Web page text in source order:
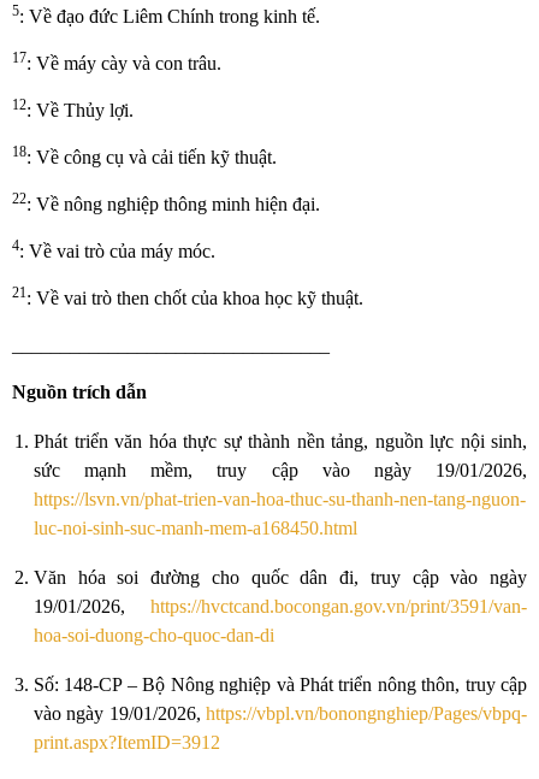
5: Về đạo đức Liêm Chính trong kinh tế.
17: Về máy cày và con trâu.
12: Về Thủy lợi.
18: Về công cụ và cải tiến kỹ thuật.
22: Về nông nghiệp thông minh hiện đại.
4: Về vai trò của máy móc.
21: Về vai trò then chốt của khoa học kỹ thuật.
Nguồn trích dẫn
Phát triển văn hóa thực sự thành nền tảng, nguồn lực nội sinh,
sức mạnh mềm, truy cập vào ngày 19/01/2026,
https://lsvn.vn/phat-trien-van-hoa-thuc-su-thanh-nen-tang-nguon-
luc-noi-sinh-suc-manh-mem-a168450.html
Văn hóa soi đường cho quốc dân đi, truy cập vào ngày
19/01/2026, https://hvctcand.bocongan.gov.vn/print/3591/van-
hoa-soi-duong-cho-quoc-dan-di
Số: 148-CP – Bộ Nông nghiệp và Phát triển nông thôn, truy cập
vào ngày 19/01/2026, https://vbpl.vn/bonongnghiep/Pages/vbpq-
print.aspx?ItemID=3912